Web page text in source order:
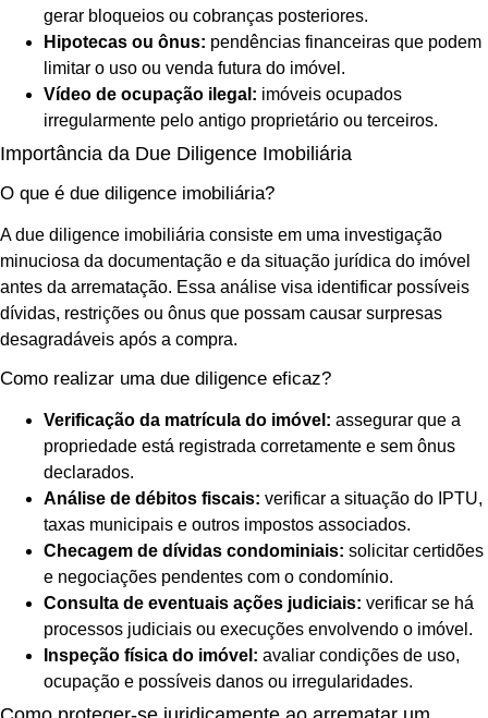
gerar bloqueios ou cobranças posteriores.
Hipotecas ou ônus: pendências financeiras que podem
limitar o uso ou venda futura do imóvel.
Vídeo de ocupação ilegal: imóveis ocupados
irregularmente pelo antigo proprietário ou terceiros.
Importância da Due Diligence Imobiliária
O que é due diligence imobiliária?
A due diligence imobiliária consiste em uma investigação
minuciosa da documentação e da situação jurídica do imóvel
antes da arrematação. Essa análise visa identificar possíveis
dívidas, restrições ou ônus que possam causar surpresas
desagradáveis após a compra.
Como realizar uma due diligence eficaz?
Verificação da matrícula do imóvel: assegurar que a
propriedade está registrada corretamente e sem ônus
declarados.
Análise de débitos fiscais: verificar a situação do IPTU,
taxas municipais e outros impostos associados.
Checagem de dívidas condominiais: solicitar certidões
e negociações pendentes com o condomínio.
Consulta de eventuais ações judiciais: verificar se há
processos judiciais ou execuções envolvendo o imóvel.
Inspeção física do imóvel: avaliar condições de uso,
ocupação e possíveis danos ou irregularidades.